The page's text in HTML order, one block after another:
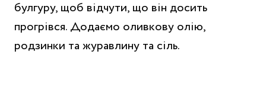
булгуру, щоб відчути, що він досить
прогрівся. Додаємо оливкову олію,
родзинки та журавлину та сіль.